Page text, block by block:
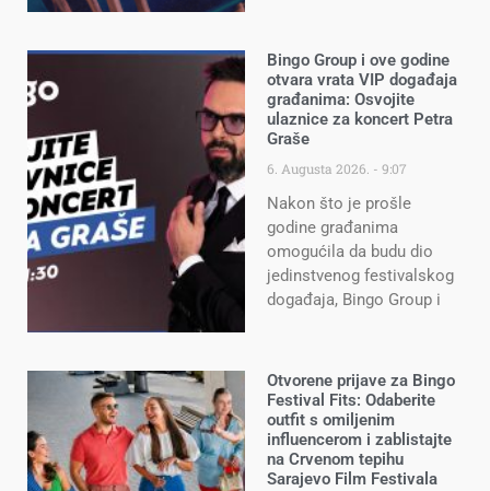
Bingo Group i ove godine
otvara vrata VIP događaja
građanima: Osvojite
ulaznice za koncert Petra
Graše
6. Augusta 2026. 9:07
Nakon što je prošle
godine građanima
omogućila da budu dio
jedinstvenog festivalskog
događaja, Bingo Group i
Otvorene prijave za Bingo
Festival Fits: Odaberite
outfit s omiljenim
influencerom i zablistajte
na Crvenom tepihu
Sarajevo Film Festivala